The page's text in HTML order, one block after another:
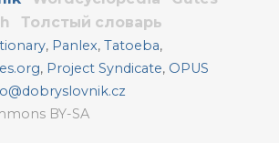
Толстый словарь
, Panlex,Tatoeba,
, Project Syndicate, OPUS
BY-SA